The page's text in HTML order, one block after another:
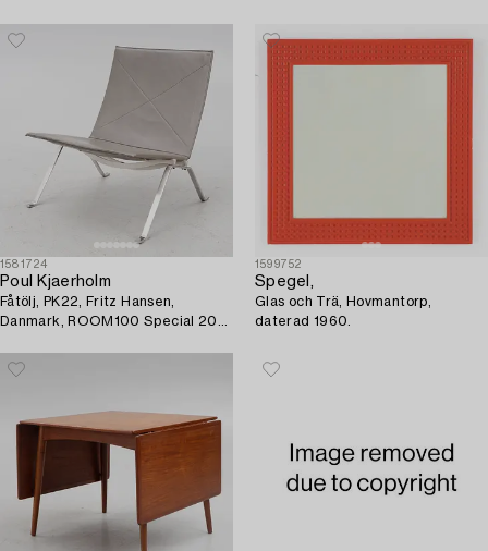
1581724
Poul Kjaerholm
Fåtölj, PK22, Fritz Hansen,
Danmark, ROOM100 Special 2019
1599752
Spegel,
Glas och Trä, Hovmantorp,
daterad 1960.